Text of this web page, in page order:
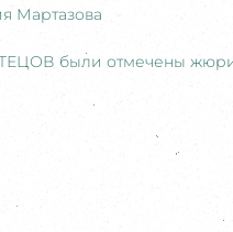
Мартазова
были отмечены